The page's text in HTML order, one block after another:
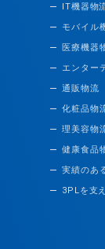
IT機器物
モバイル
医療機器
エンター
通販物流
化粧品物
理美容物
健康食品
実績のあ
3PLを支